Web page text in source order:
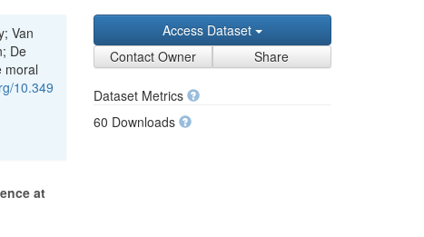
Van
De
moral
10.349
Access Dataset
Contact Owner
Share
Dataset Metrics
60 Downloads
at